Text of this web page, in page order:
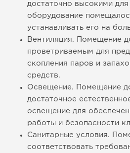
достаточно высокими
оборудование
устанавливать его на
Вентиляция. Помещение
проветриваемым для
скопления паров и
средств.
Освещение. Помещение
достаточное
освещение для
работы и безопасности
Санитарные условия.
соответствовать